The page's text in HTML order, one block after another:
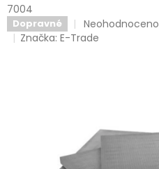
7004
Dopravné
Průměrné
hodnocení
Neohodnoceno
Značka:E-Trade